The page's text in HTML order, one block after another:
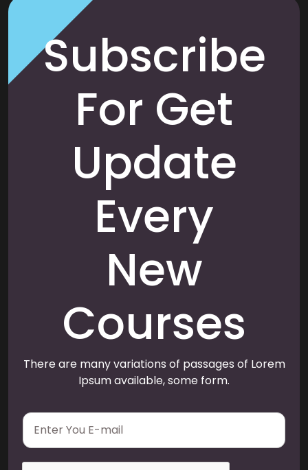
Subscribe
For Get
Update
Every
New
Courses
There are many variations of passages of Lorem
Ipsum available, some form.
E
a
i